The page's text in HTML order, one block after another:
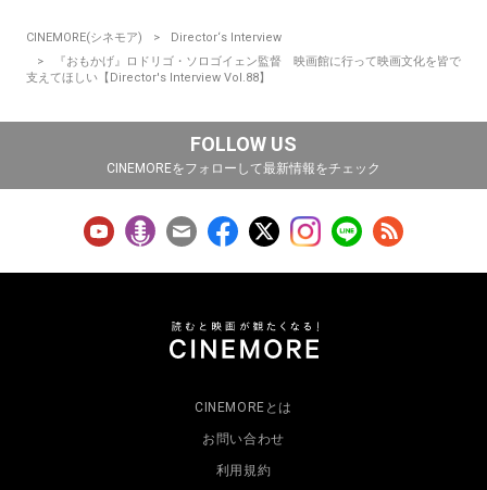
CINEMORE(シネモア)
Director‘s Interview
『おもかげ』ロドリゴ・ソロゴイェン監督 映画館に行って映画文化を皆で
支えてほしい【Director's Interview Vol.88】
FOLLOW US
CINEMOREをフォローして最新情報をチェック
CINEMOREとは
お問い合わせ
利用規約